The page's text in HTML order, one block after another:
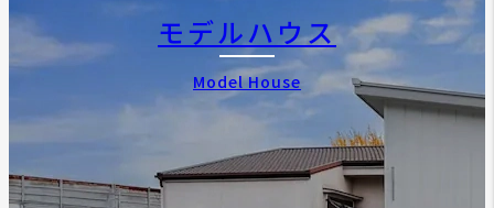
モデルハウス
Model House